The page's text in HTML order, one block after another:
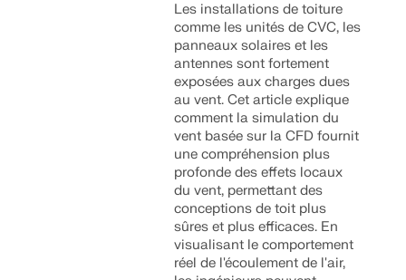
Les installations de toiture
comme les unités de CVC, les
panneaux solaires et les
antennes sont fortement
exposées aux charges dues
au vent. Cet article explique
comment la simulation du
vent basée sur la CFD fournit
une compréhension plus
profonde des effets locaux
du vent, permettant des
conceptions de toit plus
sûres et plus efficaces. En
visualisant le comportement
réel de l'écoulement de l'air,